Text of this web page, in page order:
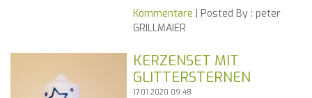
Kommentare | Posted By : peter
GRILLMAIER
KERZENSET MIT
GLITTERSTERNEN
17.01.2020 09:48